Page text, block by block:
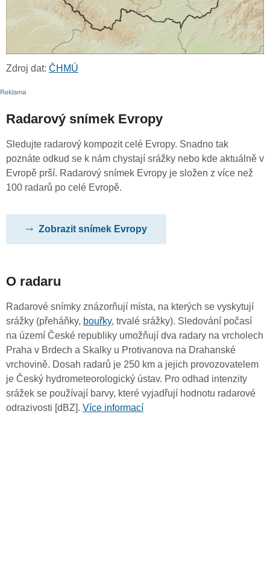
Zdroj dat: ČHMÚ
Radarový snímek Evropy
Sledujte radarový kompozit celé Evropy. Snadno tak
poznáte odkud se k nám chystají srážky nebo kde aktuálně v
Evropě prší. Radarový snímek Evropy je složen z více než
100 radarů po celé Evropě.
Zobrazit snímek Evropy
O radaru
Radarové snímky znázorňují místa, na kterých se vyskytují
srážky (přeháňky, bouřky, trvalé srážky). Sledování počasí
na území České republiky umožňují dva radary na vrcholech
Praha v Brdech a Skalky u Protivanova na Drahanské
vrchovině. Dosah radarů je 250 km a jejich provozovatelem
je Český hydrometeorologický ústav. Pro odhad intenzity
srážek se používají barvy, které vyjadřují hodnotu radarové
odrazivosti [dBZ]. Více informací